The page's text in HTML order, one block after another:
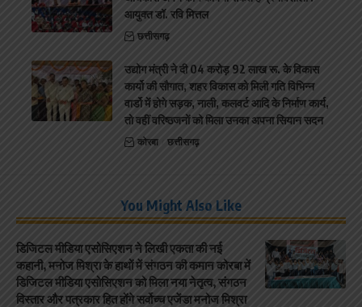
आयुक्त डॉ. रवि मित्तल
छत्तीसगढ़
उद्योग मंत्री ने दी 04 करोड़ 92 लाख रू. के विकास
कार्यो की सौगात, शहर विकास को मिली गति विभिन्न
वार्डो मेंं होगे सड़क, नाली, कलवर्ट आदि के निर्माण कार्य,
तो वहीं वरिष्ठजनों को मिला उनका अपना सियान सदन
कोरबा छत्तीसगढ़
You Might Also Like
डिजिटल मीडिया एसोसिएशन ने लिखी एकता की नई
कहानी, मनोज मिश्रा के हाथों में संगठन की कमान कोरबा में
डिजिटल मीडिया एसोसिएशन को मिला नया नेतृत्व, संगठन
विस्तार और पत्रकार हित होंगे सर्वोच्च एजेंडा मनोज मिश्रा